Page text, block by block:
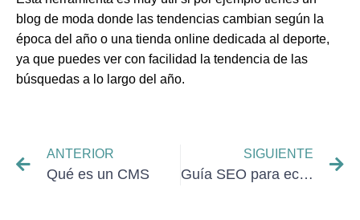
blog de moda donde las tendencias cambian según la
época del año o una tienda online dedicada al deporte,
ya que puedes ver con facilidad la tendencia de las
búsquedas a lo largo del año.
ANTERIOR
Qué es un CMS
SIGUIENTE
Guía SEO para ecommerce